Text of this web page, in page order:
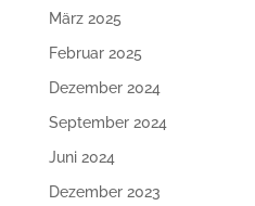
März 2025
Februar 2025
Dezember 2024
September 2024
Juni 2024
Dezember 2023